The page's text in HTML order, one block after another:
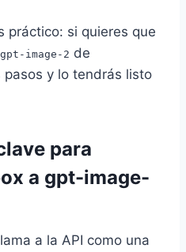
práctico: si quieres que
gpt-image-2 de
y lo tendrás listo
para
a gpt-image-
a la API como una